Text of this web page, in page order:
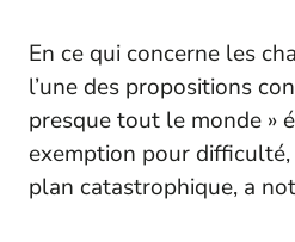
En ce qui concerne les
l’une des propositions
presque tout le monde »
exemption pour
plan catastrophique, a